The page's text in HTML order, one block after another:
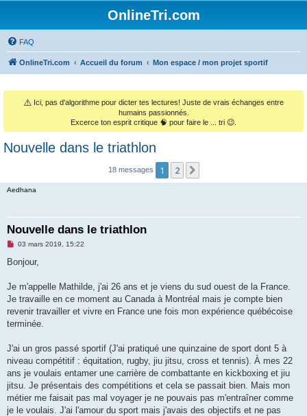
OnlineTri.com
FAQ
OnlineTri.com Accueil du forum Mon espace / mon projet sportif
⚠️ Ici, pas d'algorithme pour dicter tes lectures! Juste de vrais échanges entre
humains passionnés.
Excerce ton esprit critique 🧠 pour faire le ... tri 😉.
Nouvelle dans le triathlon
18 messages 1 2
Aedhana
Nouvelle dans le triathlon
M
s
g
n
o
l
03 mars 2019, 15:22
Bonjour,
Je m'appelle Mathilde, j'ai 26 ans et je viens du sud ouest de la France.
Je travaille en ce moment au Canada à Montréal mais je compte bien
revenir travailler et vivre en France une fois mon expérience québécoise
terminée.
J'ai un gros passé sportif (J'ai pratiqué une quinzaine de sport dont 5 à
niveau compétitif : équitation, rugby, jiu jitsu, cross et tennis). À mes 22
ans je voulais entamer une carrière de combattante en kickboxing et jiu
jitsu. Je présentais des compétitions et cela se passait bien. Mais mon
métier me faisait pas mal voyager je ne pouvais pas m'entraîner comme
je le voulais. J'ai l'amour du sport mais j'avais des objectifs et ne pas